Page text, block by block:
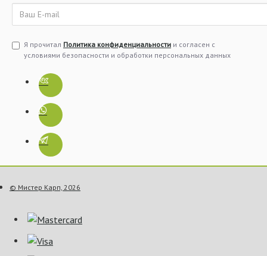
Я прочитал Политика конфиденциальности и согласен с
условиями безопасности и обработки персональных данных
© Мистер Карп, 2026